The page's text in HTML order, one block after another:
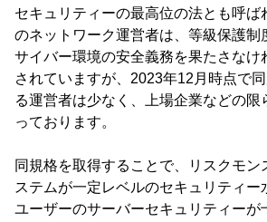
セキュリティーの最高位の法とも呼ば
のネットワーク運営者は、等級保護制
サイバー環境の安全義務を果たさなけ
されていますが、2023年12月時点で
る運営者は少なく、上場企業などの限
っております。
同規格を取得することで、リスクモン
ステムが一定レベルのセキュリティー
ユーザーのサーバーセキュリティーが